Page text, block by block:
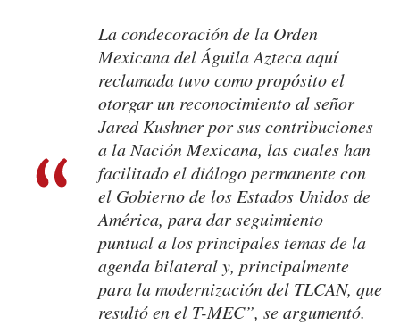
La condecoración de la Orden
Mexicana del Águila Azteca aquí
reclamada tuvo como propósito el
otorgar un reconocimiento al señor
Jared Kushner por sus contribuciones
a la Nación Mexicana, las cuales han
facilitado el diálogo permanente con
el Gobierno de los Estados Unidos de
América, para dar seguimiento
puntual a los principales temas de la
agenda bilateral y, principalmente
para la modernización del TLCAN, que
resultó en el T-MEC”, se argumentó.